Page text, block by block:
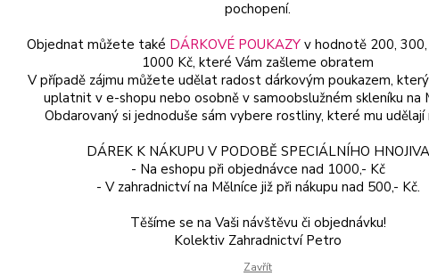
pochopení.
Objednat můžete také DÁRKOVÉ POUKAZYv hodnotě 200,
1000 Kč, které Vám zašleme obratem
V případě zájmu můžete udělat radost dárkovým poukazem,
uplatnit v e-shopu nebo osobně v samoobslužném skleníku na
Obdarovaný si jednoduše sám vybere rostliny, které mu udělají
DÁREK K NÁKUPU V PODOBĚ SPECIÁLNÍHO HNOJIVA
- Na eshopu při objednávce nad 1000,- Kč
- V zahradnictví na Mělníce již při nákupu nad 500,- Kč.
Těšíme se na Vaši návštěvu či objednávku!
Kolektiv Zahradnictví Petro
Zavřít